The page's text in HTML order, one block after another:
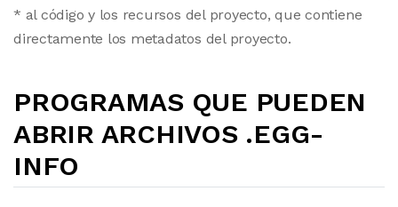
* al código y los recursos del proyecto, que contiene
directamente los metadatos del proyecto.
PROGRAMAS QUE PUEDEN
ABRIR ARCHIVOS .EGG-
INFO